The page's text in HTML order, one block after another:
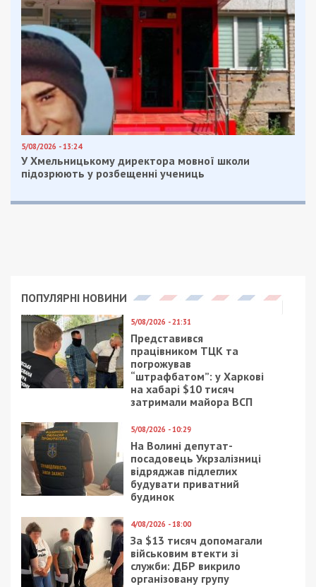
5/08/2026 - 13:24
У Хмельницькому директора мовної школи
підозрюють у розбещенні учениць
ПОПУЛЯРНІ НОВИНИ
5/08/2026 - 21:31
Представився
працівником ТЦК та
погрожував
“штрафбатом”: у Харкові
на хабарі $10 тисяч
затримали майора ВСП
5/08/2026 - 10:29
На Волині депутат-
посадовець Укрзалізниці
відряджав підлеглих
будувати приватний
будинок
4/08/2026 - 18:00
За $13 тисяч допомагали
військовим втекти зі
служби: ДБР викрило
організовану групу